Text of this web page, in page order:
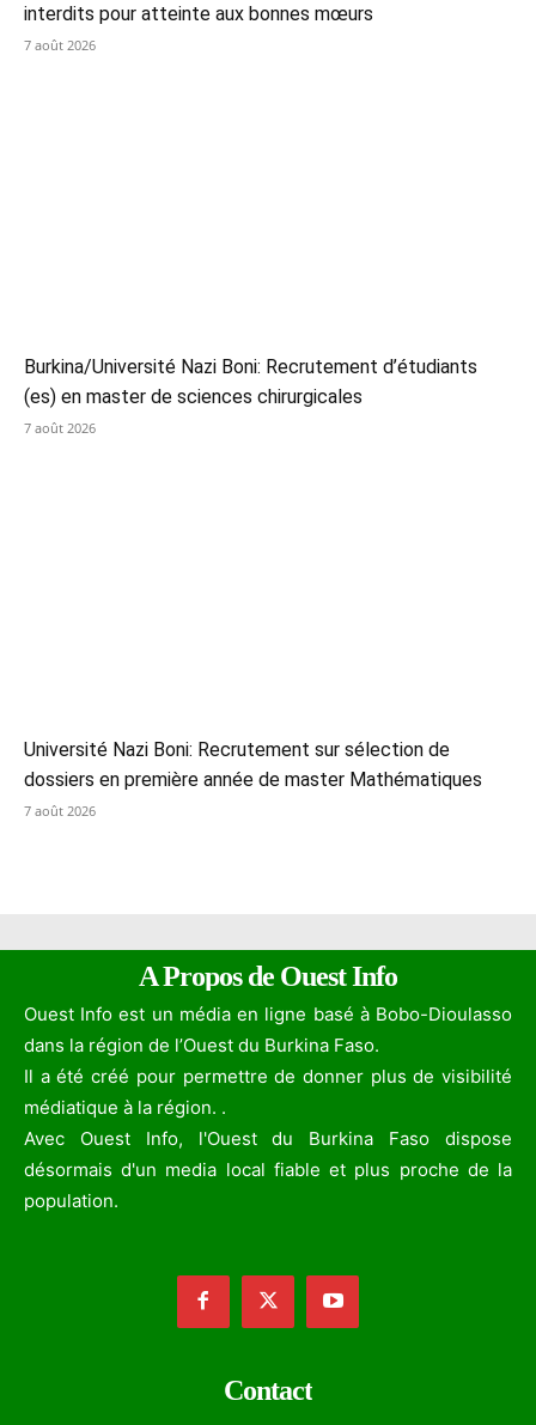
interdits pour atteinte aux bonnes mœurs
7 août 2026
Burkina/Université Nazi Boni: Recrutement d’étudiants
(es) en master de sciences chirurgicales
7 août 2026
Université Nazi Boni: Recrutement sur sélection de
dossiers en première année de master Mathématiques
7 août 2026
A Propos de Ouest Info
Ouest Info est un média en ligne basé à Bobo-Dioulasso
dans la région de l’Ouest du Burkina Faso.
Il a été créé pour permettre de donner plus de visibilité
médiatique à la région. .
Avec Ouest Info, l'Ouest du Burkina Faso dispose
désormais d'un media local fiable et plus proche de la
population.
Contact